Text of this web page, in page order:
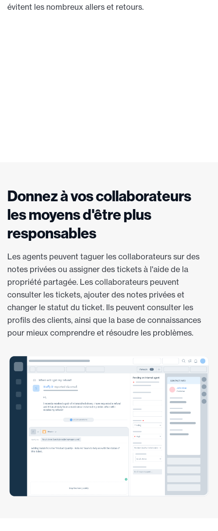
évitent les nombreux allers et retours.
Donnez à vos collaborateurs
les moyens d'être plus
responsables
Les agents peuvent taguer les collaborateurs sur des
notes privées ou assigner des tickets à l'aide de la
propriété partagée. Les collaborateurs peuvent
consulter les tickets, ajouter des notes privées et
changer le statut du ticket. Ils peuvent consulter les
profils des clients, ainsi que la base de connaissances
pour mieux comprendre et résoudre les problèmes.